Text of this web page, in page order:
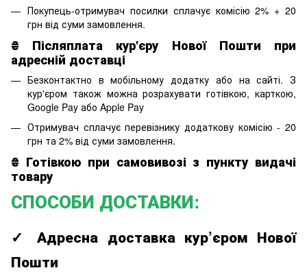
Покупець-отримувач посилки сплачує комісію 2% + 20
грн від суми замовлення.
₴ Післяплата кур'єру Нової Пошти при
адресній доставці
Безконтактно в мобільному додатку або на сайті. З
кур'єром також можна розрахувати готівкою, карткою,
Google Pay або Apple Pay
Отримувач сплачує перевізнику додаткову комісію - 20
грн та 2% від суми замовлення.
₴ Готівкою при самовивозі з пункту видачі
товару
СПОСОБИ ДОСТАВКИ:
✓ Адресна доставка кур’єром Нової
Пошти